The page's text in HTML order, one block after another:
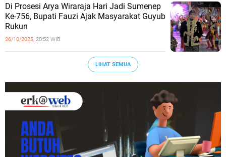
Di Prosesi Arya Wiraraja Hari Jadi Sumenep
Ke-756, Bupati Fauzi Ajak Masyarakat Guyub
Rukun
26/10/2025, 20:52 WIB
LIHAT SEMUA